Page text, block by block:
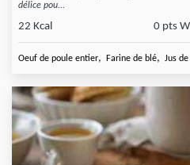
délice pou...
22 Kcal 0 pts
Oeuf de poule entier, Farine de blé, Jus